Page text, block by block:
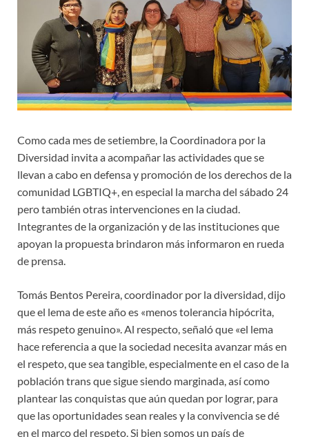
Como cada mes de setiembre, la Coordinadora por la
Diversidad invita a acompañar las actividades que se
llevan a cabo en defensa y promoción de los derechos de la
comunidad LGBTIQ+, en especial la marcha del sábado 24
pero también otras intervenciones en la ciudad.
Integrantes de la organización y de las instituciones que
apoyan la propuesta brindaron más informaron en rueda
de prensa.
Tomás Bentos Pereira, coordinador por la diversidad, dijo
que el lema de este año es «menos tolerancia hipócrita,
más respeto genuino». Al respecto, señaló que «el lema
hace referencia a que la sociedad necesita avanzar más en
el respeto, que sea tangible, especialmente en el caso de la
población trans que sigue siendo marginada, así como
plantear las conquistas que aún quedan por lograr, para
que las oportunidades sean reales y la convivencia se dé
en el marco del respeto. Si bien somos un país de